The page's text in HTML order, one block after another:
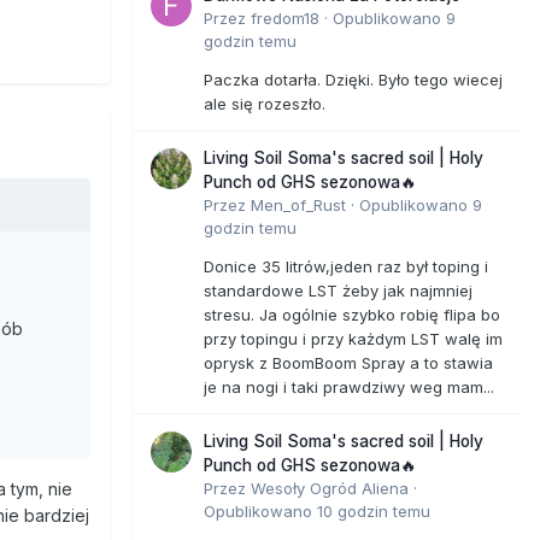
iż
tym, nie
bardziej
Przez fredom18 · Opublikowano 9
godzin temu
Paczka dotarła. Dzięki. Było tego wiecej
ale się rozeszło.
Living Soil Soma's sacred soil | Holy
Punch od GHS sezonowa🔥
Przez Men_of_Rust · Opublikowano 9
godzin temu
Donice 35 litrów,jeden raz był toping i
standardowe LST żeby jak najmniej
stresu. Ja ogólnie szybko robię flipa bo
przy topingu i przy każdym LST walę im
oprysk z BoomBoom Spray a to stawia
je na nogi i taki prawdziwy weg mam...
Living Soil Soma's sacred soil | Holy
Punch od GHS sezonowa🔥
Przez Wesoły Ogród Aliena ·
Opublikowano 10 godzin temu